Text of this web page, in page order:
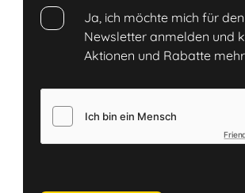
Ja, ich möchte mich für
Newsletter anmelden und
Aktionen und Rabatte